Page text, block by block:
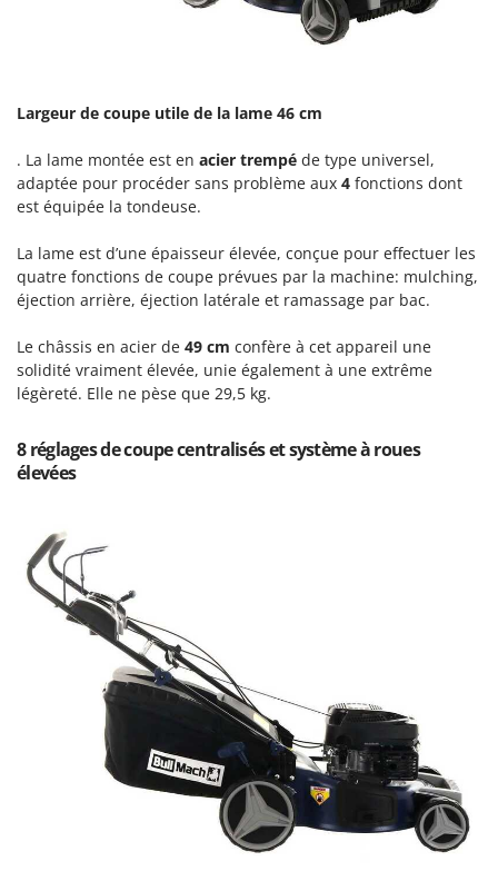
McCulloch
MCH
Michelin
Mille
Minox
Mockmill
MOSA
MOVA
MTD
Nilfisk
Ninja
Novatec
Novital
NuAir
NuovaFac
Officine Savioli
Largeur de coupe utile de la lame 46 cm
. La lame montée est en acier trempé de type universel,
adaptée pour procéder sans problème aux 4 fonctions dont
est équipée la tondeuse.
La lame est d’une épaisseur élevée, conçue pour effectuer les
quatre fonctions de coupe prévues par la machine: mulching,
éjection arrière, éjection latérale et ramassage par bac.
Le châssis en acier de 49 cm confère à cet appareil une
solidité vraiment élevée, unie également à une extrême
légèreté. Elle ne pèse que 29,5 kg.
8 réglages de coupe centralisés et système à roues
élevées